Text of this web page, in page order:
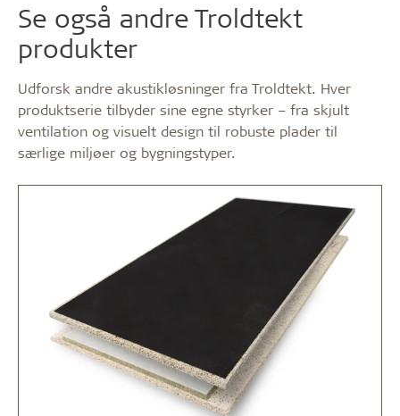
Se også andre Troldtekt
produkter
Udforsk andre akustikløsninger fra Troldtekt. Hver
produktserie tilbyder sine egne styrker – fra skjult
ventilation og visuelt design til robuste plader til
særlige miljøer og bygningstyper.